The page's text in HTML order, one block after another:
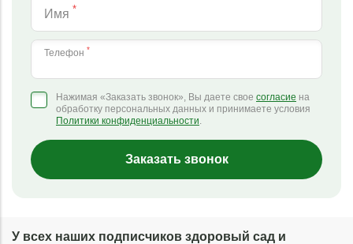
Имя *
Телефон *
Нажимая «Заказать звонок», Вы даете свое согласие на
обработку персональных данных и принимаете условия
Политики конфиденциальности.
Заказать звонок
У всех наших подписчиков здоровый сад и